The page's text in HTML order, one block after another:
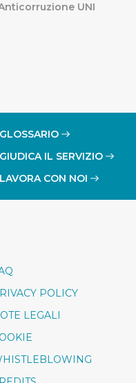
UNI
GLOSSARIO
GIUDICA IL SERVIZIO
LAVORA CON NOI
POLICY
LEGALI